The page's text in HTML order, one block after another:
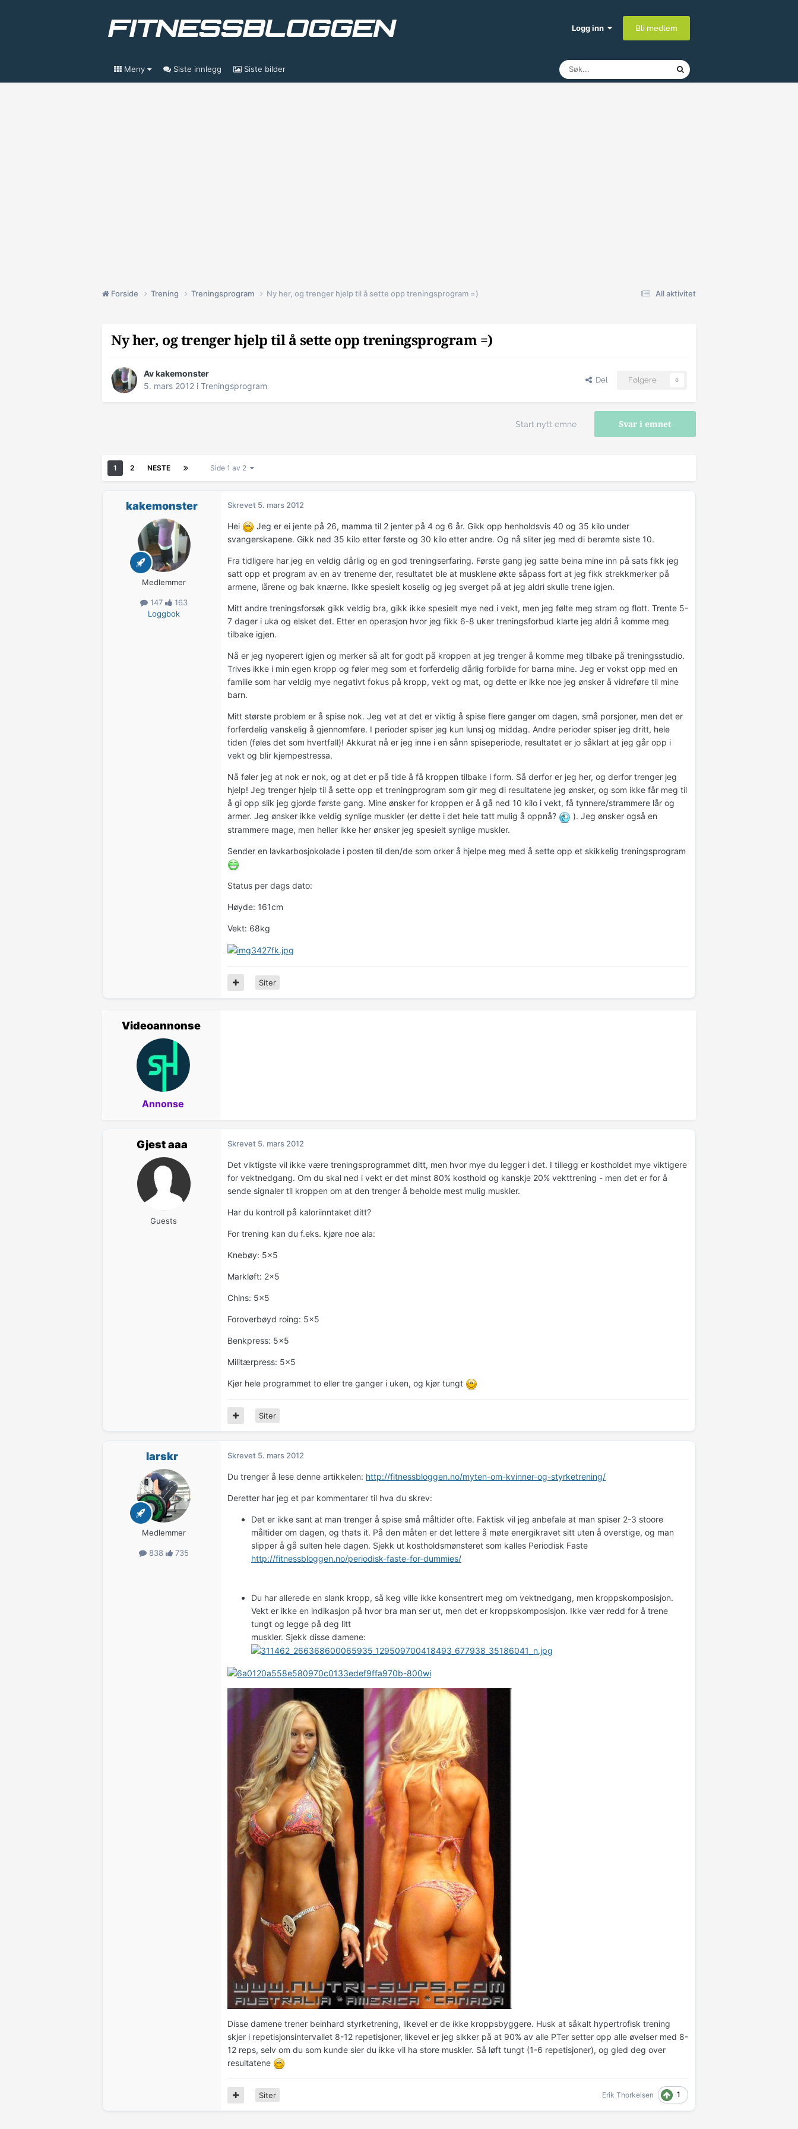
Logg inn Bli medlem
Meny Siste innlegg Siste bilder
All aktivitet
Forside Trening Treningsprogram Ny her, og trenger hjelp til å sette opp treningsprogram =)
Ny her, og trenger hjelp til å sette opp treningsprogram =)
Avkakemonster
5. mars 2012 i Treningsprogram
Del Følgere 0
Svar i emnet
Start nytt emne
1 2 NESTE Side 1 av 2
kakemonster
Medlemmer
147
163
Loggbok
Skrevet 5. mars 2012
Hei
Jeg er ei jente på 26, mamma til 2 jenter på 4 og 6 år. Gikk opp henholdsvis 40 og 35 kilo under
svangerskapene. Gikk ned 35 kilo etter første og 30 kilo etter andre. Og nå sliter jeg med di berømte siste 10.
Fra tidligere har jeg en veldig dårlig og en god treningserfaring. Første gang jeg satte beina mine inn på sats fikk jeg
satt opp et program av en av trenerne der, resultatet ble at musklene økte såpass fort at jeg fikk strekkmerker på
armene, lårene og bak knærne. Ikke spesielt koselig og jeg sverget på at jeg aldri skulle trene igjen.
Mitt andre treningsforsøk gikk veldig bra, gikk ikke spesielt mye ned i vekt, men jeg følte meg stram og flott. Trente 5-
7 dager i uka og elsket det. Etter en operasjon hvor jeg fikk 6-8 uker treningsforbud klarte jeg aldri å komme meg
tilbake igjen.
Nå er jeg nyoperert igjen og merker så alt for godt på kroppen at jeg trenger å komme meg tilbake på treningsstudio.
Trives ikke i min egen kropp og føler meg som et forferdelig dårlig forbilde for barna mine. Jeg er vokst opp med en
familie som har veldig mye negativt fokus på kropp, vekt og mat, og dette er ikke noe jeg ønsker å vidreføre til mine
barn.
Mitt største problem er å spise nok. Jeg vet at det er viktig å spise flere ganger om dagen, små porsjoner, men det er
forferdelig vanskelig å gjennomføre. I perioder spiser jeg kun lunsj og middag. Andre perioder spiser jeg dritt, hele
tiden (føles det som hvertfall)! Akkurat nå er jeg inne i en sånn spiseperiode, resultatet er jo såklart at jeg går opp i
vekt og blir kjempestressa.
Nå føler jeg at nok er nok, og at det er på tide å få kroppen tilbake i form. Så derfor er jeg her, og derfor trenger jeg
hjelp! Jeg trenger hjelp til å sette opp et treningprogram som gir meg di resultatene jeg ønsker, og som ikke får meg til
å gi opp slik jeg gjorde første gang. Mine ønsker for kroppen er å gå ned 10 kilo i vekt, få tynnere/strammere lår og
armer. Jeg ønsker ikke veldig synlige muskler (er dette i det hele tatt mulig å oppnå?
). Jeg ønsker også en
strammere mage, men heller ikke her ønsker jeg spesielt synlige muskler.
Sender en lavkarbosjokolade i posten til den/de som orker å hjelpe meg med å sette opp et skikkelig treningsprogram
Status per dags dato:
Høyde: 161cm
Vekt: 68kg
Siter
Videoannonse
Annonse
Gjest aaa
Guests
Skrevet 5. mars 2012
Det viktigste vil ikke være treningsprogrammet ditt, men hvor mye du legger i det. I tillegg er kostholdet mye viktigere
for vektnedgang. Om du skal ned i vekt er det minst 80% kosthold og kanskje 20% vekttrening - men det er for å
sende signaler til kroppen om at den trenger å beholde mest mulig muskler.
Har du kontroll på kaloriinntaket ditt?
For trening kan du f.eks. kjøre noe ala:
Knebøy: 5x5
Markløft: 2x5
Chins: 5x5
Foroverbøyd roing: 5x5
Benkpress: 5x5
Militærpress: 5x5
Kjør hele programmet to eller tre ganger i uken, og kjør tungt
Siter
larskr
Medlemmer
838 735
Skrevet 5. mars 2012
Du trenger å lese denne artikkelen: http://fitnessbloggen.no/myten-om-kvinner-og-styrketrening/
Deretter har jeg et par kommentarer til hva du skrev:
Det er ikke sant at man trenger å spise små måltider ofte. Faktisk vil jeg anbefale at man spiser 2-3 stoore
måltider om dagen, og thats it. På den måten er det lettere å møte energikravet sitt uten å overstige, og man
slipper å gå sulten hele dagen. Sjekk ut kostholdsmønsteret som kalles Periodisk Faste
http://fitnessbloggen.no/periodisk-faste-for-dummies/
Du har allerede en slank kropp, så keg ville ikke konsentrert meg om vektnedgang, men kroppskomposisjon.
Vekt er ikke en indikasjon på hvor bra man ser ut, men det er kroppskomposisjon. Ikke vær redd for å trene
tungt og legge på deg litt
muskler. Sjekk disse damene:
Disse damene trener beinhard styrketrening, likevel er de ikke kroppsbyggere. Husk at såkalt hypertrofisk trening
skjer i repetisjonsintervallet 8-12 repetisjoner, likevel er jeg sikker på at 90% av alle PTer setter opp alle øvelser med 8-
12 reps, selv om du som kunde sier du ikke vil ha store muskler. Så løft tungt (1-6 repetisjoner), og gled deg over
resultatene
Erik Thorkelsen 1
Siter